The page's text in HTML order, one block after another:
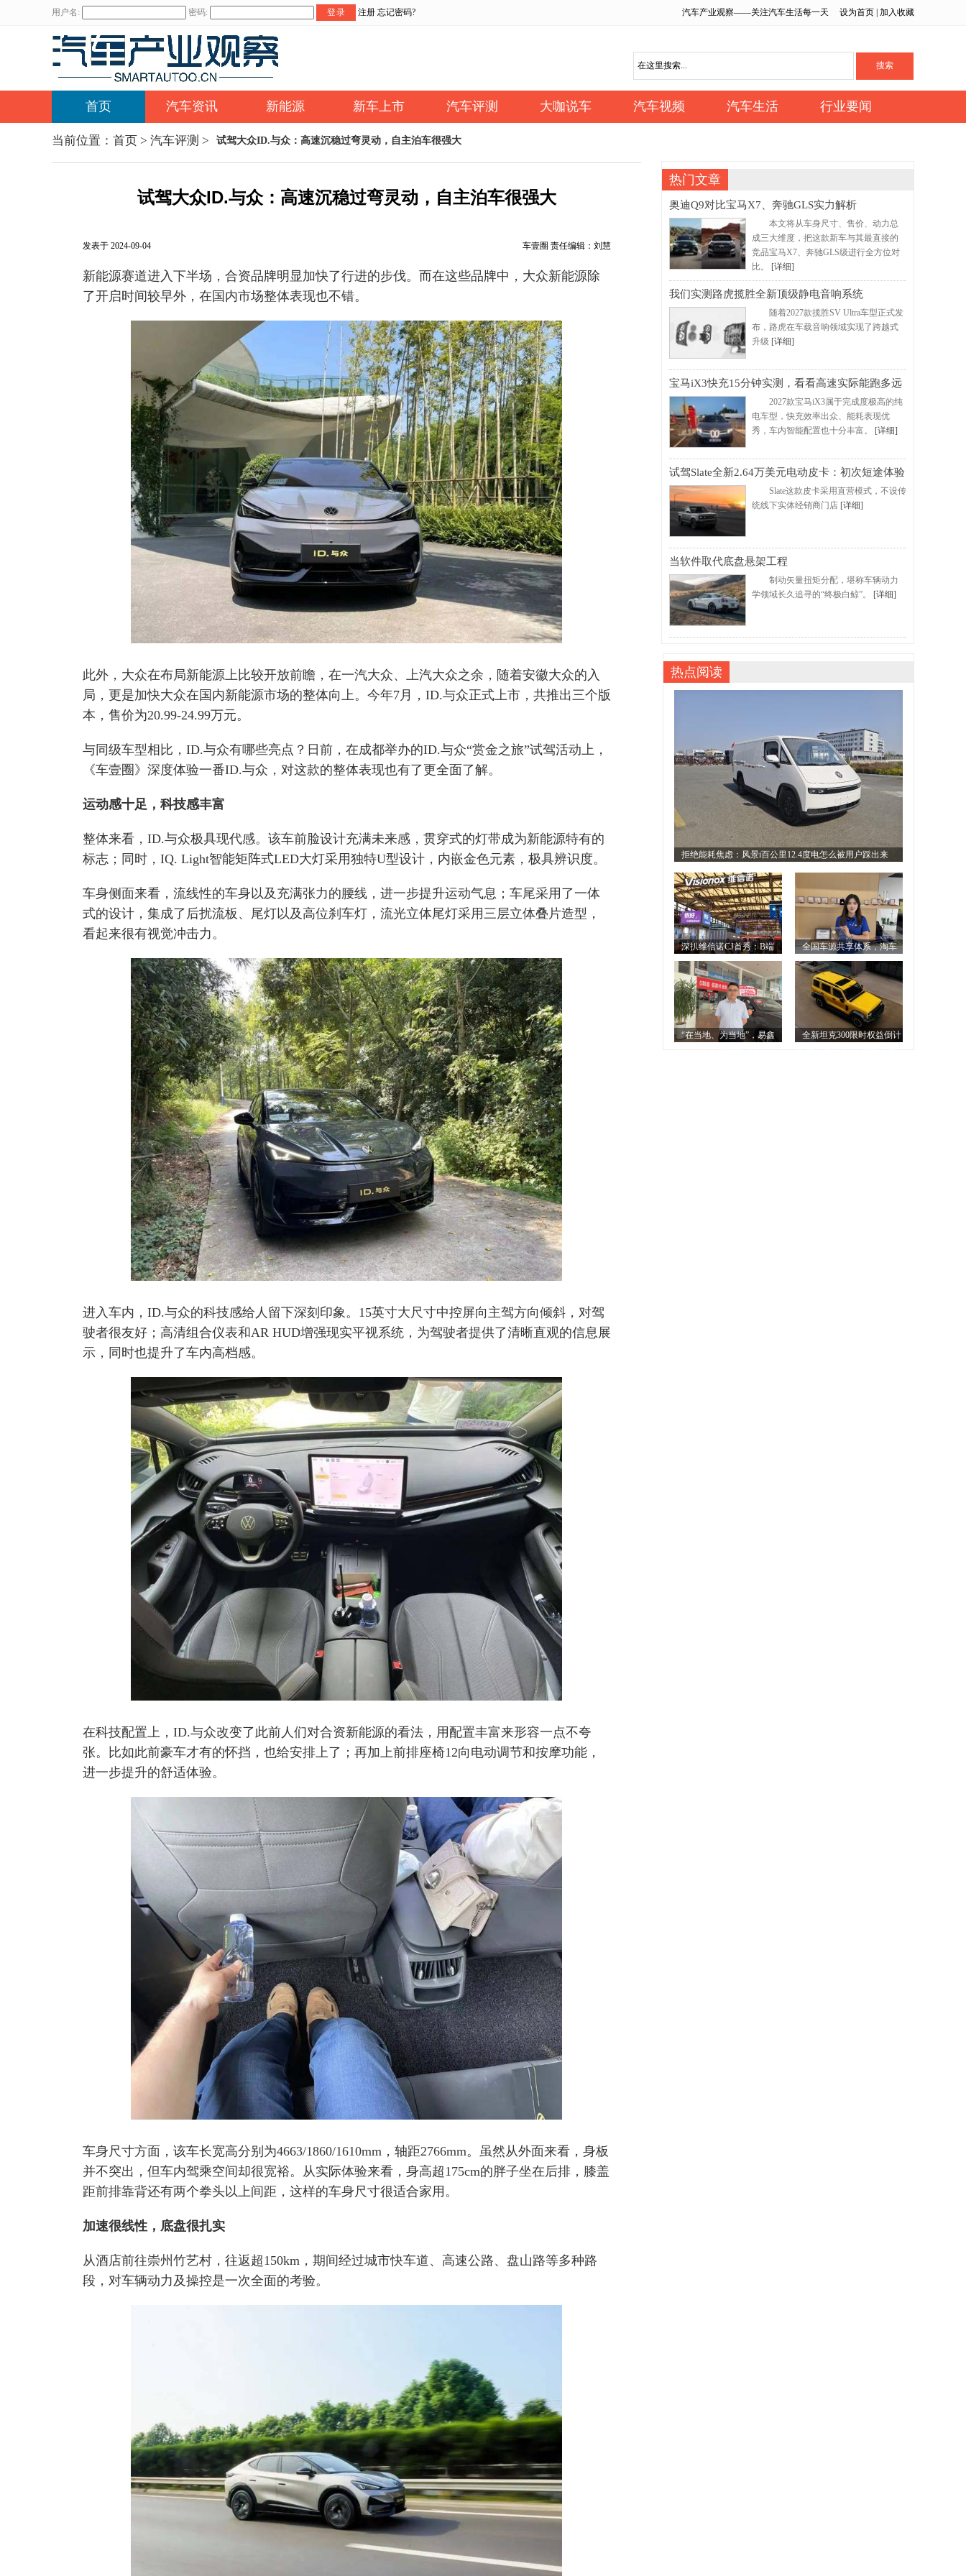
用户名: 密码: 登录 注册 忘记密码? 汽车产业观察——关注汽车生活每一天 设为首页 加入收藏
首页 汽车资讯 新能源 新车上市 汽车评测 大咖说车 汽车视频 汽车生活 行业要闻
当前位置： 首页 > 汽车评测 > 试驾大众ID.与众：高速沉稳过弯灵动，自主泊车很强大
试驾大众ID.与众：高速沉稳过弯灵动，自主泊车很强大
发表于 2024-09-04 车壹圈 责任编辑：刘慧
新能源赛道进入下半场，合资品牌明显加快了行进的步伐。而在这些品牌中，大众新能源除
了开启时间较早外，在国内市场整体表现也不错。
此外，大众在布局新能源上比较开放前瞻，在一汽大众、上汽大众之余，随着安徽大众的入
局，更是加快大众在国内新能源市场的整体向上。今年7月，ID.与众正式上市，共推出三个版
本，售价为20.99-24.99万元。
与同级车型相比，ID.与众有哪些亮点？日前，在成都举办的ID.与众“赏金之旅”试驾活动上，
《车壹圈》深度体验一番ID.与众，对这款的整体表现也有了更全面了解。
运动感十足，科技感丰富
整体来看，ID.与众极具现代感。该车前脸设计充满未来感，贯穿式的灯带成为新能源特有的
标志；同时，IQ. Light智能矩阵式LED大灯采用独特U型设计，内嵌金色元素，极具辨识度。
车身侧面来看，流线性的车身以及充满张力的腰线，进一步提升运动气息；车尾采用了一体
式的设计，集成了后扰流板、尾灯以及高位刹车灯，流光立体尾灯采用三层立体叠片造型，
看起来很有视觉冲击力。
进入车内，ID.与众的科技感给人留下深刻印象。15英寸大尺寸中控屏向主驾方向倾斜，对驾
驶者很友好；高清组合仪表和AR HUD增强现实平视系统，为驾驶者提供了清晰直观的信息展
示，同时也提升了车内高档感。
在科技配置上，ID.与众改变了此前人们对合资新能源的看法，用配置丰富来形容一点不夸
张。比如此前豪车才有的怀挡，也给安排上了；再加上前排座椅12向电动调节和按摩功能，
进一步提升的舒适体验。
车身尺寸方面，该车长宽高分别为4663/1860/1610mm，轴距2766mm。虽然从外面来看，身板
并不突出，但车内驾乘空间却很宽裕。从实际体验来看，身高超175cm的胖子坐在后排，膝盖
距前排靠背还有两个拳头以上间距，这样的车身尺寸很适合家用。
加速很线性，底盘很扎实
从酒店前往崇州竹艺村，往返超150km，期间经过城市快车道、高速公路、盘山路等多种路
段，对车辆动力及操控是一次全面的考验。
热门文章
奥迪Q9对比宝马X7、奔驰GLS实力解析
本文将从车身尺寸、售价、动力总
成三大维度，把这款新车与其最直接的
竞品宝马X7、奔驰GLS级进行全方位对
比。
[详细]
我们实测路虎揽胜全新顶级静电音响系统
随着2027款揽胜SV Ultra车型正式发
布，路虎在车载音响领域实现了跨越式
升级 [详细]
宝马iX3快充15分钟实测，看看高速实际能跑多远
2027款宝马iX3属于完成度极高的纯
电车型，快充效率出众、能耗表现优
秀，车内智能配置也十分丰富。
[详细]
试驾Slate全新2.64万美元电动皮卡：初次短途体验
Slate这款皮卡采用直营模式，不设传
统线下实体经销商门店 [详细]
当软件取代底盘悬架工程
制动矢量扭矩分配，堪称车辆动力
学领域长久追寻的“终极白鲸”。
[详细]
热点阅读
拒绝能耗焦虑：风景i百公里12.4度电怎么被用户踩出来
深扒维信诺CJ首秀：B端
屏厂巨头躬身入局，为年轻
人造「新玩具」，一场屏幕
破圈实验打响
全国车源共享体系，淘车
车长春店拓宽二手车服务边
“在当地、为当地”，易鑫
全新坦克300限时权益倒计